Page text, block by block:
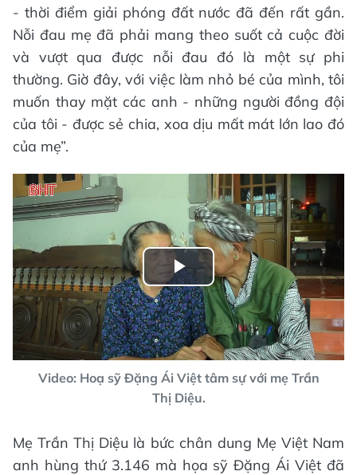
- thời điểm giải phóng đất nước đã đến rất gần.
Nỗi đau mẹ đã phải mang theo suốt cả cuộc đời
và vượt qua được nỗi đau đó là một sự phi
thường. Giờ đây, với việc làm nhỏ bé của mình, tôi
muốn thay mặt các anh - những người đồng đội
của tôi - được sẻ chia, xoa dịu mất mát lớn lao đó
của mẹ”.
Play
Video
Video: Hoạ sỹ Đặng Ái Việt tâm sự với mẹ Trần
Thị Diệu.
Mẹ Trần Thị Diệu là bức chân dung Mẹ Việt Nam
anh hùng thứ 3.146 mà họa sỹ Đặng Ái Việt đã